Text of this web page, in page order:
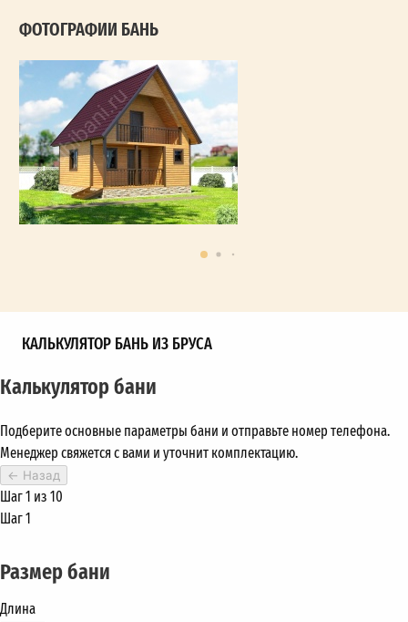
ФОТОГРАФИИ БАНЬ
КАЛЬКУЛЯТОР БАНЬ ИЗ БРУСА
Калькулятор бани
Подберите основные параметры бани и отправьте номер телефона.
Менеджер свяжется с вами и уточнит комплектацию.
← Назад
Шаг 1 из 10
Шаг 1
Размер бани
Длина